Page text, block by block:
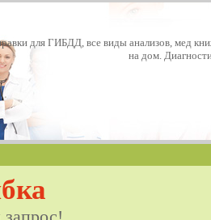
для ГИБДД, все виды анализов, мед
на дом.